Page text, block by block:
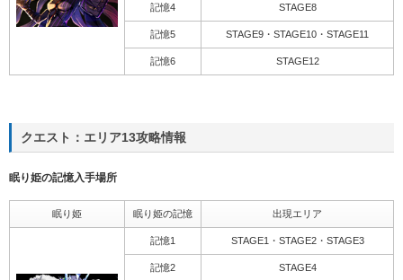
記憶4 STAGE8
記憶5 STAGE9・STAGE10・STAGE11
記憶6 STAGE12
クエスト：エリア13攻略情報
眠り姫の記憶入手場所
眠り姫 眠り姫の記憶 出現エリア
記憶1 STAGE1・STAGE2・STAGE3
記憶2 STAGE4